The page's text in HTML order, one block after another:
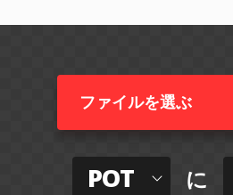
ファイルを選ぶ
POT に